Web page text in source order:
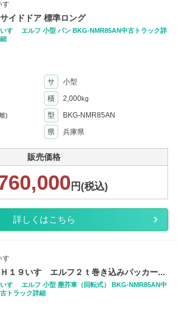
すゞ
サイドドア 標準ロング
いすゞ エルフ 小型 バン BKG-NMR85AN中古トラック詳
細
サ
小型
積 2,000kg
) 型
BKG-NMR85AN
県 兵庫県
販売価格
円(税込)
詳しくはこちら
すゞ
Ｈ１９いすゞエルフ２ｔ巻き込みパッカー...
いすゞ エルフ 小型 塵芥車（回転式） BKG-NMR85AN中
古トラック詳細